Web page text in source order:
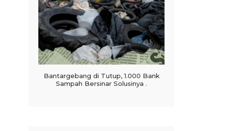
Bantargebang di Tutup, 1.000 Bank
Sampah Bersinar Solusinya .